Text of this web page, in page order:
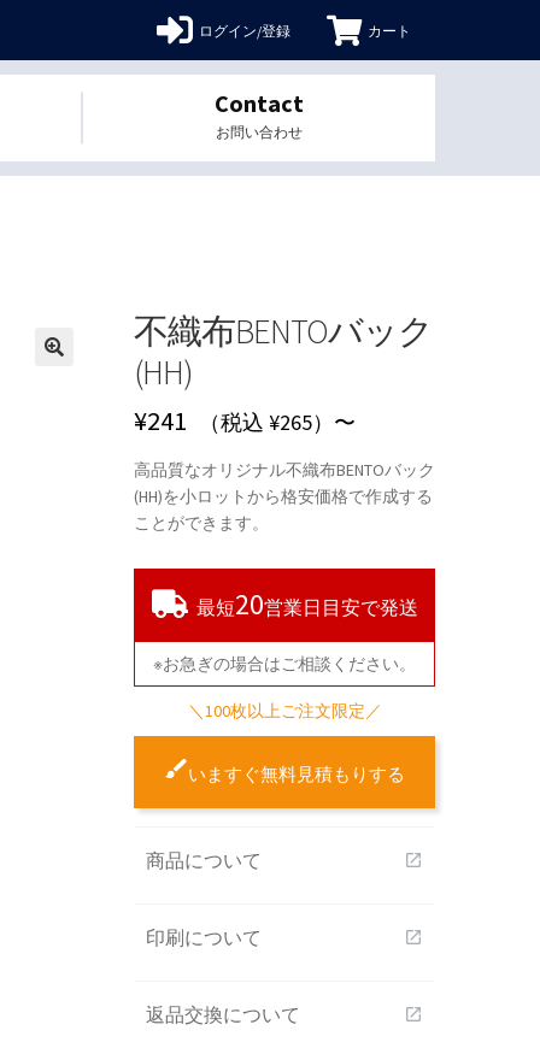
ログイン/登録 カート
Contact
お問い合わせ
不織布BENTOバック
(HH)
¥241 （税込 ¥265）〜
高品質なオリジナル不織布BENTOバック
(HH)を小ロットから格安価格で作成する
ことができます。
最短20営業日目安で発送
※お急ぎの場合はご相談ください。
＼100枚以上ご注文限定／
いますぐ無料見積もりする
商品について open_in_new
印刷について open_in_new
返品交換について open_in_new